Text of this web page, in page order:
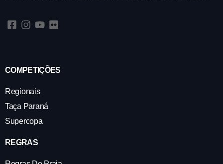
COMPETIÇÕES
Regionais
Taça Paraná
Supercopa
REGRAS